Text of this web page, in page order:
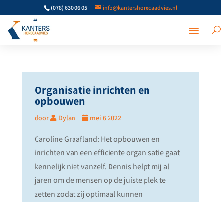
(078) 630 06 05 info@kantershorecaadvies.nl
Organisatie inrichten en
opbouwen
door Dylan mei 6 2022
Caroline Graafland: Het opbouwen en
inrichten van een efficiente organisatie gaat
kennelijk niet vanzelf. Dennis helpt mij al
jaren om de mensen op de juiste plek te
zetten zodat zij optimaal kunnen